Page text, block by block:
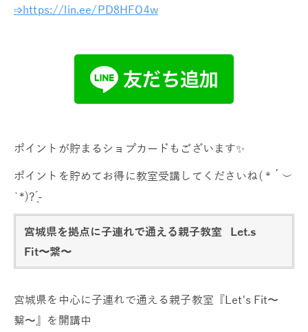
➩https://lin.ee/PD8HFO4w
ポイントが貯まるショプカードもございます✨
ポイントを貯めてお得に教室受講してくださいね( *´︶
`*)? ̖́-
宮城県を拠点に子連れで通える親子教室 Let.s
Fit〜繋〜
宮城県を中心に子連れで通える親子教室『Let's Fit〜
繋〜』を開講中